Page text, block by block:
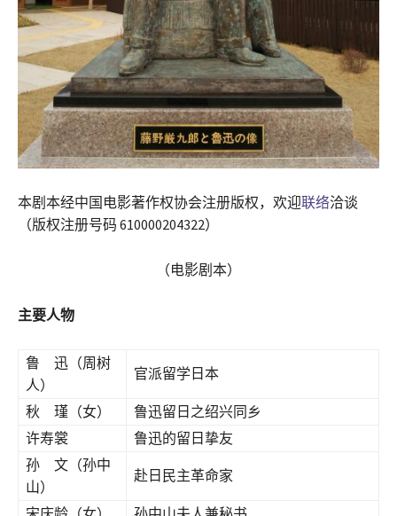
本剧本经中国电影著作权协会注册版权，欢迎联络洽谈
（版权注册号码 610000204322）
（电影剧本）
主要人物
鲁 迅（周树
人）
官派留学日本
秋 瑾（女）
鲁迅留日之绍兴同乡
许寿裳
鲁迅的留日挚友
孙 文（孙中
山）
赴日民主革命家